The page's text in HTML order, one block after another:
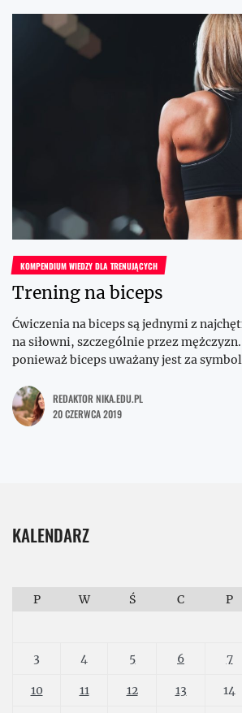
KOMPENDIUM WIEDZY DLA TRENUJĄCYCH
Trening na biceps
Ćwiczenia na biceps są jednymi z
na siłowni, szczególnie przez
ponieważ biceps uważany jest za
REDAKTOR NIKA.EDU.PL
20 CZERWCA 2019
KALENDARZ
P W Ś C P
3 4 5 6 7
10 11 12 13 14